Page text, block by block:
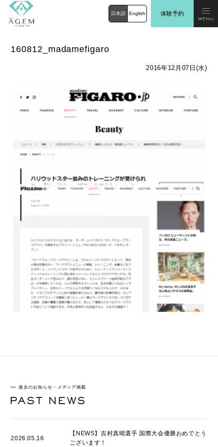
日本語 English 体験予約
160812_madamefigaro
2016年12月07日(水)
過去のお知らせ・メディア掲載
2026.05.16
【NEWS】吉村真晴選手 国際大会優勝おめでとう
ございます！